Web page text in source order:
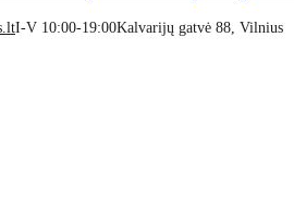
I-V 10:00-19:00Kalvarijų gatvė 88, Vilnius